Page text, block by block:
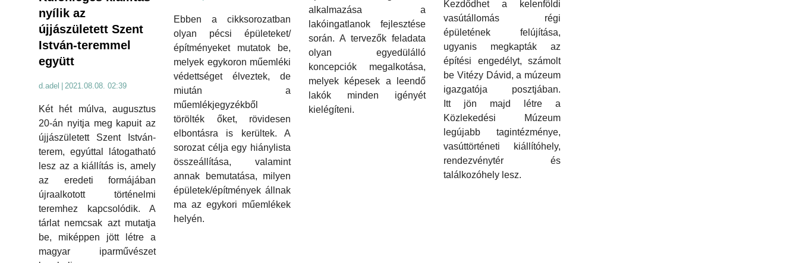
nyílik az
újjászületett Szent
István-teremmel
együtt
d.adel 2021.08.08. 02:39
Két hét múlva, augusztus
20-án nyitja meg kapuit az
újjászületett Szent István-
terem, egyúttal látogatható
lesz az a kiállítás is, amely
az eredeti formájában
újraalkotott történelmi
teremhez kapcsolódik. A
tárlat nemcsak azt mutatja
be, miképpen jött létre a
magyar iparművészet
Ebben a cikksorozatban
olyan pécsi épületeket/
építményeket mutatok be,
melyek egykoron műemléki
védettséget élveztek, de
miután a
műemlékjegyzékből
törölték őket, rövidesen
elbontásra is kerültek. A
sorozat célja egy hiánylista
összeállítása, valamint
annak bemutatása, milyen
épületek/építmények állnak
ma az egykori műemlékek
helyén.
alkalmazása a
lakóingatlanok fejlesztése
során. A tervezők feladata
olyan egyedülálló
koncepciók megalkotása,
melyek képesek a leendő
lakók minden igényét
kielégíteni.
Kezdődhet a kelenföldi
vasútállomás régi
épületének felújítása,
ugyanis megkapták az
építési engedélyt, számolt
be Vitézy Dávid, a múzeum
igazgatója posztjában.
Itt jön majd létre a
Közlekedési Múzeum
legújabb tagintézménye,
vasúttörténeti kiállítóhely,
rendezvénytér és
találkozóhely lesz.